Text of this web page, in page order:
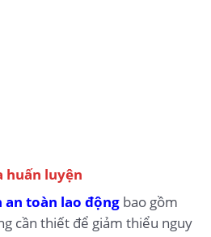
huấn luyện
an toàn lao động bao gồm
cần thiết để giảm thiểu nguy